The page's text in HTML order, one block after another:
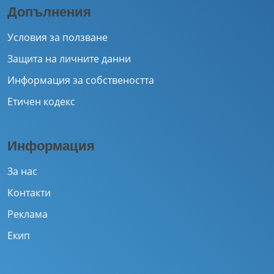
Допълнения
Условия за ползване
Защита на личните данни
Информация за собствеността
Етичен кодекс
Информация
За нас
Контакти
Реклама
Екип